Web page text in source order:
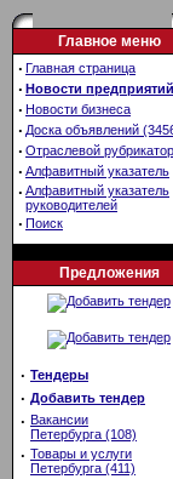
Главное меню
· Главная страница
· Новости предприятий
· Новости бизнеса
· Доска объявлений
· Отраслевой рубрикатор
· Алфавитный указатель
· Алфавитный указатель
руководителей
· Поиск
Предложения
· Тендеры
· Добавить тендер
· Вакансии
Петербурга (108)
· Товары и услуги
Петербурга (411)